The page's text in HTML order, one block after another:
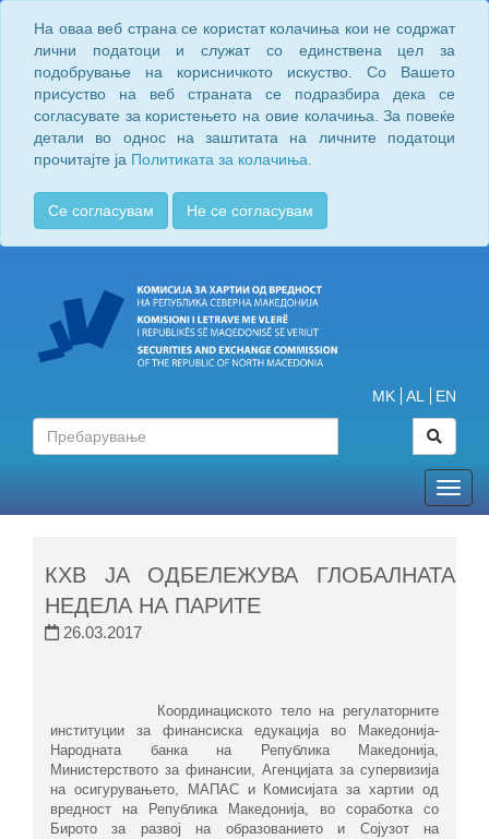
На оваа веб страна се користат колачиња кои не содржат
лични податоци и служат со единствена цел за
подобрување на корисничкото искуство. Со Вашето
присуство на веб страната се подразбира дека се
согласувате за користењето на овие колачиња. За повеќе
детали во однос на заштитата на личните податоци
прочитајте ја Политиката за колачиња.
Се согласувам Не се согласувам
MK AL EN
КХВ ЈА ОДБЕЛЕЖУВА ГЛОБАЛНАТА
НЕДЕЛА НА ПАРИТЕ
26.03.2017
Координациското тело на регулаторните
институции за финансиска едукација во Македонија-
Народната банка на Република Македонија,
Министерството за финансии, Агенцијата за супервизија
на осигурувањето, МАПАС и Комисијата за хартии од
вредност на Република Македонија, во соработка со
Бирото за развој на образованието и Сојузот на